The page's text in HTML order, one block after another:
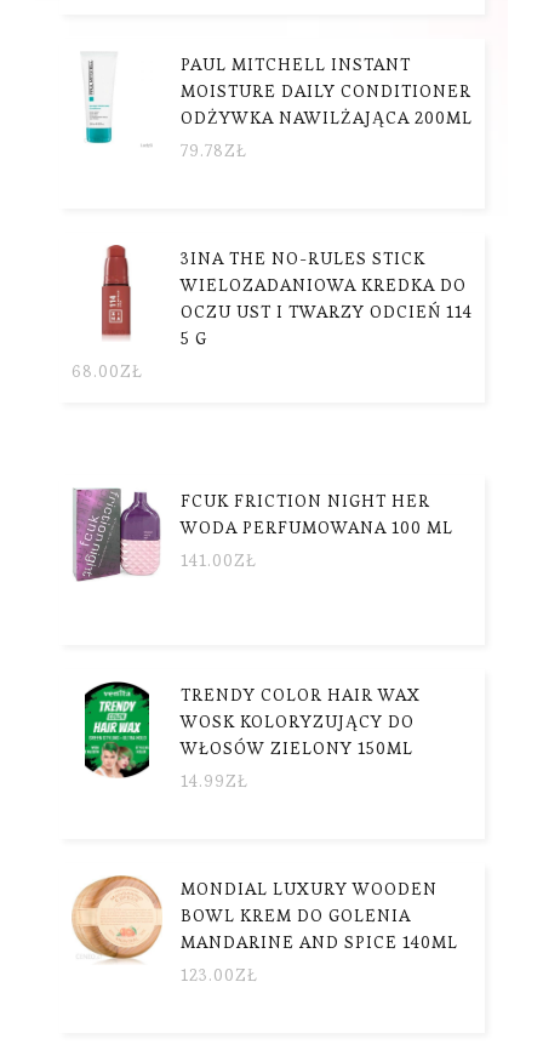
PAUL MITCHELL INSTANT
MOISTURE DAILY CONDITIONER
ODŻYWKA NAWILŻAJĄCA 200ML
79.78ZŁ
3INA THE NO-RULES STICK
WIELOZADANIOWA KREDKA DO
OCZU UST I TWARZY ODCIEŃ 114
5 G
68.00ZŁ
FCUK FRICTION NIGHT HER
WODA PERFUMOWANA 100 ML
141.00ZŁ
TRENDY COLOR HAIR WAX
WOSK KOLORYZUJĄCY DO
WŁOSÓW ZIELONY 150ML
14.99ZŁ
MONDIAL LUXURY WOODEN
BOWL KREM DO GOLENIA
MANDARINE AND SPICE 140ML
123.00ZŁ